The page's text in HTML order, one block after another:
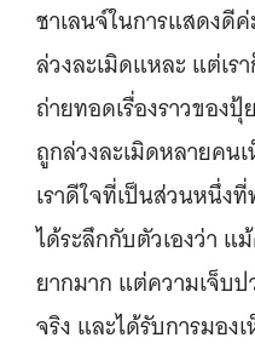
ชาเลนจ์ในการแสดงดี
ล่วงละเมิดแหละ แต่เร
ถ่ายทอดเรื่องราวของ
ถูกล่วงละเมิดหลายคน
เราดีใจที่เป็นส่วนหนึ่ง
ได้ระลึกกับตัวเองว่า แ
ยากมาก แต่ความเจ็บ
จริง และได้รับการมอง